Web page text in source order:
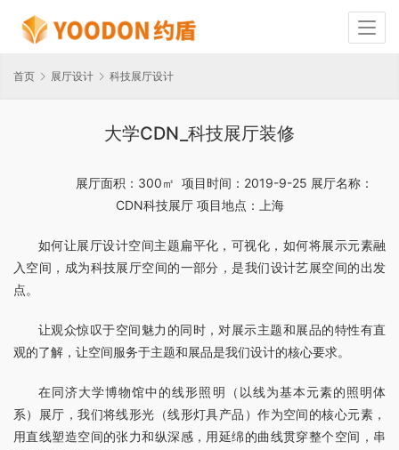
首页 展厅设计 科技展厅设计
大学CDN_科技展厅装修
展厅面积：300㎡  项目时间：2019-9-25 展厅名称：
CDN科技展厅 项目地点：上海
如何让展厅设计空间主题扁平化，可视化，如何将展示元素融
入空间，成为科技展厅空间的一部分，是我们设计艺展空间的出发
点。
让观众惊叹于空间魅力的同时，对展示主题和展品的特性有直
观的了解，让空间服务于主题和展品是我们设计的核心要求。
在同济大学博物馆中的线形照明（以线为基本元素的照明体
系）展厅，我们将线形光（线形灯具产品）作为空间的核心元素，
用直线塑造空间的张力和纵深感，用延绵的曲线贯穿整个空间，串